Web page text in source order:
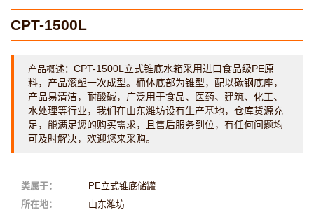
CPT-1500L
产品概述： CPT-1500L立式锥底水箱采用进口食品级PE原
料，产品滚塑一次成型。桶体底部为锥型，配以碳钢底座，
产品易清洁，耐酸碱，广泛用于食品、医药、建筑、化工、
水处理等行业，我们在山东潍坊设有生产基地，仓库货源充
足，能满足您的购买需求，且售后服务到位，有任何问题均
可及时解决，欢迎您来采购。
类属于：
PE立式锥底储罐
所在地：
山东潍坊